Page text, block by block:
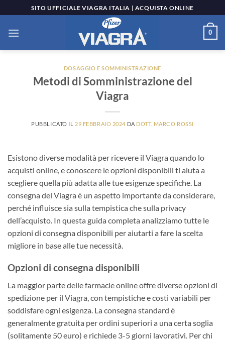
ai
contenuti
SITO UFFICIALE VIAGRA ITALIA | ACQUISTA ONLINE
0
DOSAGGIO E SOMMINISTRAZIONE
Metodi di Somministrazione del
Viagra
PUBBLICATO IL 29 FEBBRAIO 2024 DA DOTT. MARCO ROSSI
Esistono diverse modalità per ricevere il Viagra quando lo
acquisti online, e conoscere le opzioni disponibili ti aiuta a
scegliere quella più adatta alle tue esigenze specifiche. La
consegna del Viagra è un aspetto importante da considerare,
perché influisce sia sulla tempistica che sulla privacy
dell’acquisto. In questa guida completa analizziamo tutte le
opzioni di consegna disponibili per aiutarti a fare la scelta
migliore in base alle tue necessità.
Opzioni di consegna disponibili
La maggior parte delle farmacie online offre diverse opzioni di
spedizione per il Viagra, con tempistiche e costi variabili per
soddisfare ogni esigenza. La consegna standard è
generalmente gratuita per ordini superiori a una certa soglia
(solitamente 50 euro) e richiede 3-5 giorni lavorativi. Per chi